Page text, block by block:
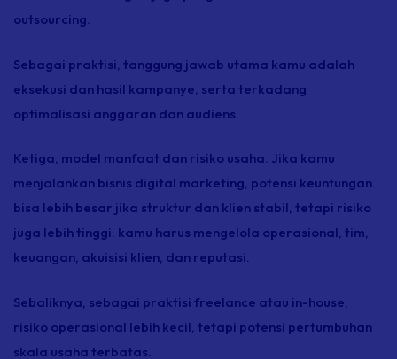
outsourcing.
Sebagai praktisi, tanggung jawab utama kamu adalah
eksekusi dan hasil kampanye, serta terkadang
optimalisasi anggaran dan audiens.
Ketiga, model manfaat dan risiko usaha. Jika kamu
menjalankan bisnis digital marketing, potensi keuntungan
bisa lebih besar jika struktur dan klien stabil, tetapi risiko
juga lebih tinggi: kamu harus mengelola operasional, tim,
keuangan, akuisisi klien, dan reputasi.
Sebaliknya, sebagai praktisi freelance atau in-house,
risiko operasional lebih kecil, tetapi potensi pertumbuhan
skala usaha terbatas.